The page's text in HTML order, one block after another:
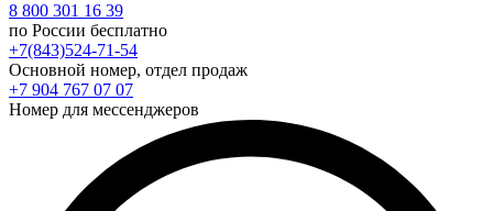
8 800 301 16 39
по России бесплатно
+7(843)524-71-54
Основной номер, отдел продаж
+7 904 767 07 07
Номер для мессенджеров